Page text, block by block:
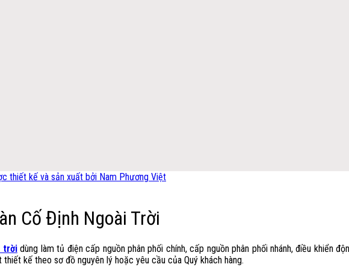
Cố Định Ngoài Trời
trờidùng làm tủ điện cấp nguồn phân phối chính, cấp nguồn phân phối nhánh, điều khiển
kế theo sơ đồ nguyên lý hoặc yêu cầu của Quý khách hàng.